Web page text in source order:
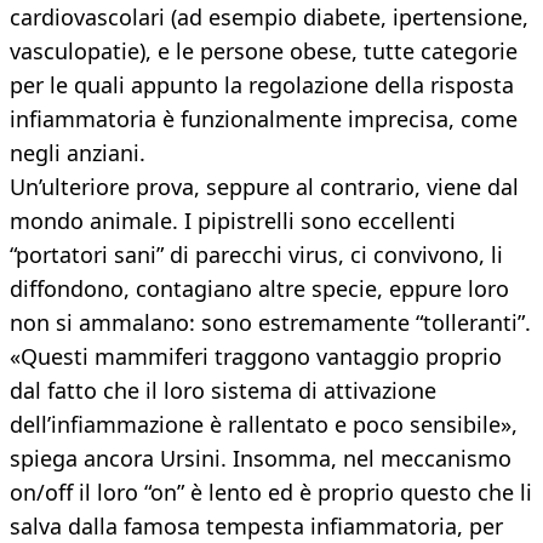
cardiovascolari (ad esempio diabete, ipertensione,
vasculopatie), e le persone obese, tutte categorie
per le quali appunto la regolazione della risposta
infiammatoria è funzionalmente imprecisa, come
negli anziani.
Un’ulteriore prova, seppure al contrario, viene dal
mondo animale. I pipistrelli sono eccellenti
“portatori sani” di parecchi virus, ci convivono, li
diffondono, contagiano altre specie, eppure loro
non si ammalano: sono estremamente “tolleranti”.
«Questi mammiferi traggono vantaggio proprio
dal fatto che il loro sistema di attivazione
dell’infiammazione è rallentato e poco sensibile»,
spiega ancora Ursini. Insomma, nel meccanismo
on/off il loro “on” è lento ed è proprio questo che li
salva dalla famosa tempesta infiammatoria, per